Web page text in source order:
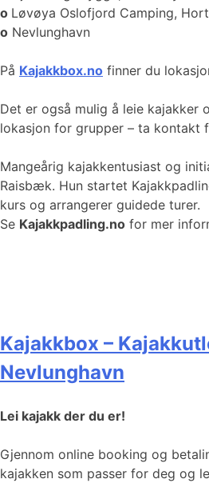
o Løvøya Oslofjord Camping,
o Nevlunghavn
På Kajakkbox.no finner du
Det er også mulig å leie kajakker
lokasjon for grupper – ta kontakt
Mangeårig kajakkentusiast og
Raisbæk. Hun startet
kurs og arrangerer guidede turer.
Se Kajakkpadling.no for mer
Kajakkbox –
Nevlunghavn
Lei kajakk der du er!
Gjennom online booking og
kajakken som passer for deg og